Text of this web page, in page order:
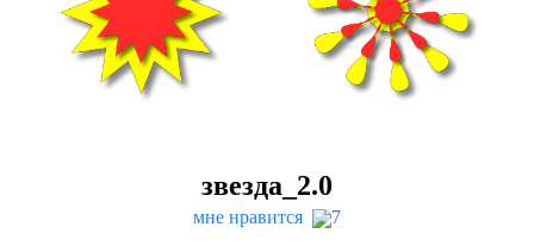
звезда_ 2.0
мне нравится 7